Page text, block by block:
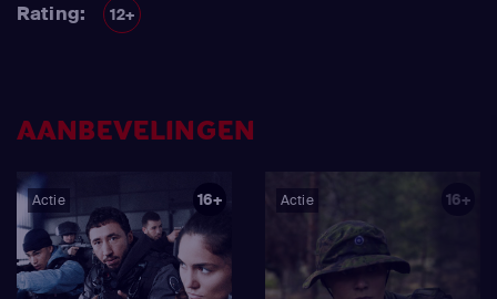
Rating: 12+
AANBEVELINGEN
Actie 16+ Actie 16+